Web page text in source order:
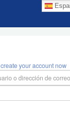
create your account now